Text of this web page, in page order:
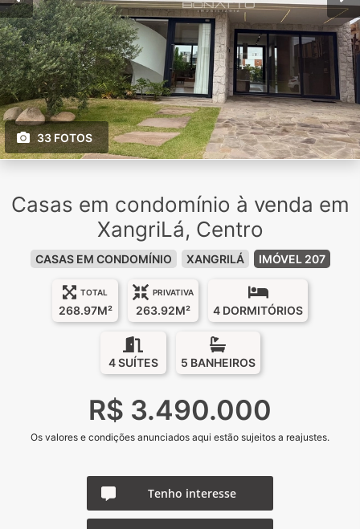
33 FOTOS
Casas em condomínio à venda em
XangriLá, Centro
CASAS EM CONDOMÍNIO XANGRILÁ IMÓVEL 207
TOTAL
268.97M²
PRIVATIVA
263.92M² 4 DORMITÓRIOS
4 SUÍTES 5 BANHEIROS
R$ 3.490.000
Os valores e condições anunciados aqui estão sujeitos a reajustes.
Tenho interesse